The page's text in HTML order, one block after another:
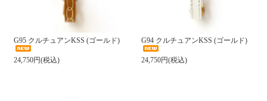
G95 クルチュアンKSS (ゴールド)
24,750円(税込)
G94 クルチュアンKSS (ゴールド)
24,750円(税込)